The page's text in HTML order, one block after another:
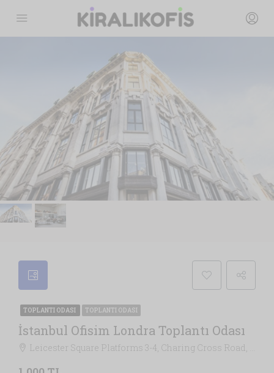
TOPLANTI ODASI TOPLANTI ODASI
İstanbul Ofisim Londra Toplantı Odası
Leicester Square Platforms 3-4, Charing Cross Road, St. James's, Covent Garden, City of Westminster, Londra, Greater London, İngiltere, WC2H 0AN, Birleşik Krallık, Londra